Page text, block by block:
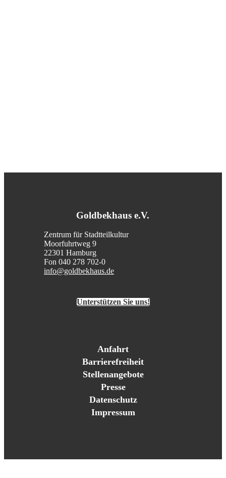
Goldbekhaus e.V.
Zentrum für Stadtteilkultur
Moorfuhrtweg 9
22301 Hamburg
Fon 040 278 702-0
info@goldbekhaus.de
Unterstützen Sie uns!
Anfahrt
Barrierefreiheit
Stellenangebote
Presse
Datenschutz
Impressum